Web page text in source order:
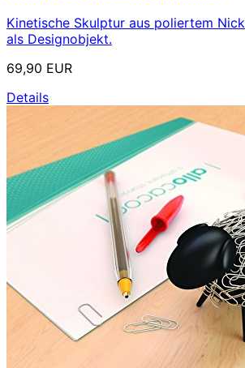
Kinetische Skulptur aus poliertem
als Designobjekt.
69,90 EUR
Details